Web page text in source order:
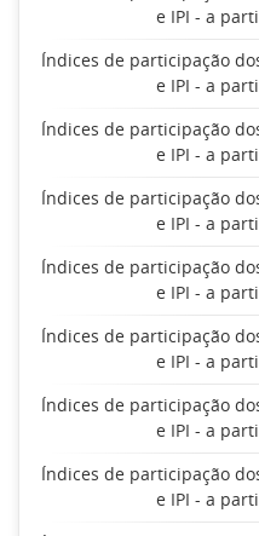
e IPI - a
Índices de participação
e IPI - a
Índices de participação
e IPI - a
Índices de participação
e IPI - a
Índices de participação
e IPI - a
Índices de participação
e IPI - a
Índices de participação
e IPI - a
Índices de participação
e IPI - a